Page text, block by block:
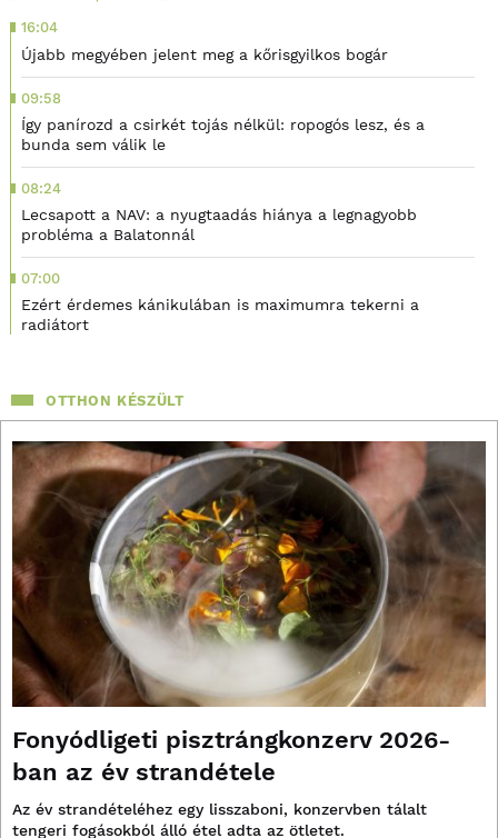
16:04
Újabb megyében jelent meg a kőrisgyilkos bogár
09:58
Így panírozd a csirkét tojás nélkül: ropogós lesz, és a
bunda sem válik le
08:24
Lecsapott a NAV: a nyugtaadás hiánya a legnagyobb
probléma a Balatonnál
07:00
Ezért érdemes kánikulában is maximumra tekerni a
radiátort
OTTHON KÉSZÜLT
Fonyódligeti pisztrángkonzerv 2026-
ban az év strandétele
Az év strandételéhez egy lisszaboni, konzervben tálalt
tengeri fogásokból álló étel adta az ötletet.